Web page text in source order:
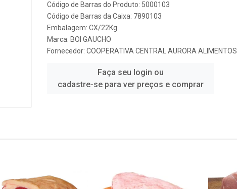
Código de Barras do Produto: 5000103
Código de Barras da Caixa: 7890103
Embalagem: CX/22Kg
Marca: BOI GAUCHO
Fornecedor: COOPERATIVA CENTRAL AURORA ALIMENTOS
Faça seu login ou
cadastre-se para ver preços e comprar